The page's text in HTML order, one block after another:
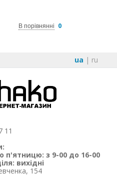
В порівнянні 0
ua | ru
11
п'ятницю: з 9-00 до 16-00
вихідні
154